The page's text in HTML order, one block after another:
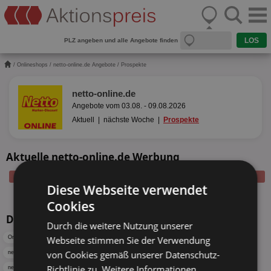
PLZ angeben und alle Angebote finden
/ Onlineshops / netto-online.de Angebote / Prospekte
netto-online.de
Angebote vom 03.08. - 09.08.2026
Aktuell
nächste Woche Prospekte
Aktuelle netto-online.de Werbung
Das könnte Sie auch interessieren
Onlineshops Angebote Onlineshops Angebote netto-online.de Angebote
netto-online.de Angebote aktuell Herne netto-online.de Angebote diese Woche Reutlingen
netto-online.de Werbung nächste Woche Benz Getränkemarkt Angebote aktuell Heilbronn
Diese Webseite verwendet
Cookies
Durch die weitere Nutzung unserer
Webseite stimmen Sie der Verwendung
von Cookies gemäß unserer Datenschutz-